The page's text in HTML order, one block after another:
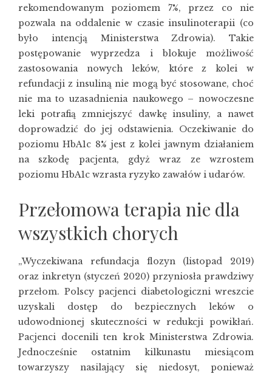
rekomendowanym poziomem 7%, przez co nie
pozwala na oddalenie w czasie insulinoterapii (co
było intencją Ministerstwa Zdrowia). Takie
postępowanie wyprzedza i blokuje możliwość
zastosowania nowych leków, które z kolei w
refundacji z insuliną nie mogą być stosowane, choć
nie ma to uzasadnienia naukowego – nowoczesne
leki potrafią zmniejszyć dawkę insuliny, a nawet
doprowadzić do jej odstawienia. Oczekiwanie do
poziomu HbA1c 8% jest z kolei jawnym działaniem
na szkodę pacjenta, gdyż wraz ze wzrostem
poziomu HbA1c wzrasta ryzyko zawałów i udarów.
Przełomowa terapia nie dla
wszystkich chorych
„Wyczekiwana refundacja flozyn (listopad 2019)
oraz inkretyn (styczeń 2020) przyniosła prawdziwy
przełom. Polscy pacjenci diabetologiczni wreszcie
uzyskali dostęp do bezpiecznych leków o
udowodnionej skuteczności w redukcji powikłań.
Pacjenci docenili ten krok Ministerstwa Zdrowia.
Jednocześnie ostatnim kilkunastu miesiącom
towarzyszy nasilający się niedosyt, ponieważ